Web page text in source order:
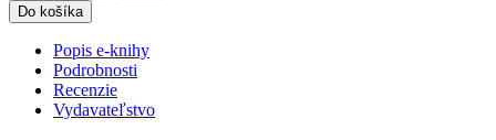
Do košíka
Popis e-knihy
Podrobnosti
Recenzie
Vydavateľstvo